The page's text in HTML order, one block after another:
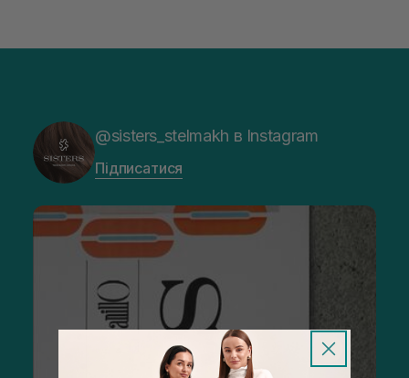
@sisters_stelmakh в Instagram
Підписатися